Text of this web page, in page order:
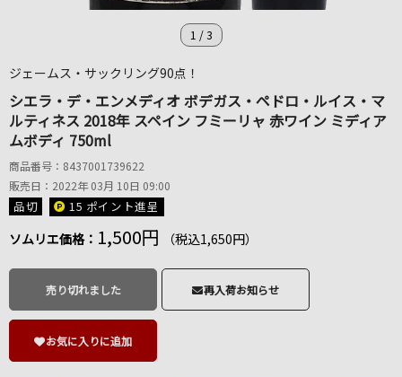
1 /3
ジェームス・サックリング90点！
シエラ・デ・エンメディオ ボデガス・ペドロ・ルイス・マ
ルティネス 2018年 スペイン フミーリャ 赤ワイン ミディア
ムボディ 750ml
商品番号：8437001739622
販売日：2022年 03月 10日 09:00
品切 15 ポイント進呈
ソムリエ価格： 1,500円 （税込1,650円）
売り切れました 再入荷お知らせ
お気に入りに追加